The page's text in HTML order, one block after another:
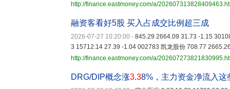
http://finance.eastmoney.com/a/
融资客看好5股 买入占成交比例超三成
2026-07-27 10:20:00 - 845.29 2664.09 31.73 -1.15
3 15712.14 27.39 -1.04 002783 凯龙股份 708.77
http://finance.eastmoney.com/a/
DRG/DIP概念涨3.38%，主力资金净流入这